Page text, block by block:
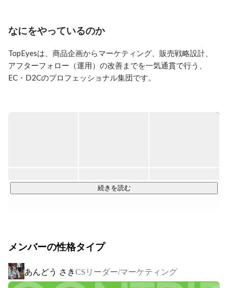
ーションを取りながら仕事をしたい！と思い、転職活動
主にお客様対応（CS業務）、同梱物作成（CRM業務）
や新商品の企画など、様々なジャンルの業務を担当して
います。
なにをやっているのか
TopEyesは、商品企画からマーケティング、販売戦略設計、
アフターフォロー（運用）の改善までを一気通貫で行う、
EC・D2Cのプロフェッショナル集団です。
私たちはこれからも「売れる」仕組みを作りつづけ、
世の中に価値を与えつづけます。
▍圧倒的なスピードで急成長中！
続きを読む
メンバーの性格タイプ
あんどう さきCSリーダー/マーケティング